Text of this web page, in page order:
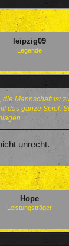
leipzig09
Legende
Mannschaft ist
das ganze Spiel.
unrecht.
Hope
Leistungsträger